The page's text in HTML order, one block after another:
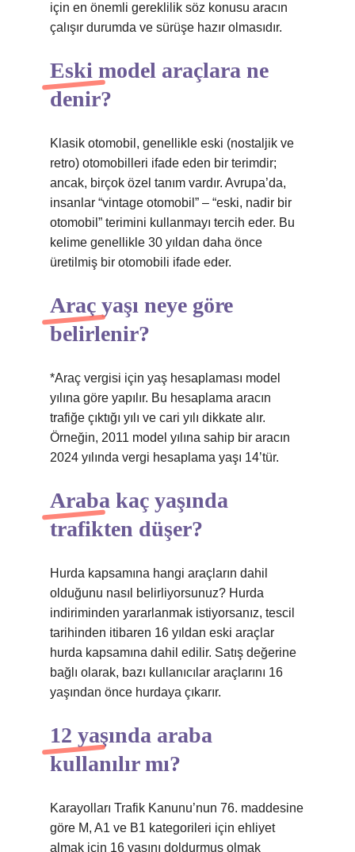
için en önemli gereklilik söz konusu aracın
çalışır durumda ve sürüşe hazır olmasıdır.
Eski model araçlara ne
denir?
Klasik otomobil, genellikle eski (nostaljik ve
retro) otomobilleri ifade eden bir terimdir;
ancak, birçok özel tanım vardır. Avrupa’da,
insanlar “vintage otomobil” – “eski, nadir bir
otomobil” terimini kullanmayı tercih eder. Bu
kelime genellikle 30 yıldan daha önce
üretilmiş bir otomobili ifade eder.
Araç yaşı neye göre
belirlenir?
*Araç vergisi için yaş hesaplaması model
yılına göre yapılır. Bu hesaplama aracın
trafiğe çıktığı yılı ve cari yılı dikkate alır.
Örneğin, 2011 model yılına sahip bir aracın
2024 yılında vergi hesaplama yaşı 14’tür.
Araba kaç yaşında
trafikten düşer?
Hurda kapsamına hangi araçların dahil
olduğunu nasıl belirliyorsunuz? Hurda
indiriminden yararlanmak istiyorsanız, tescil
tarihinden itibaren 16 yıldan eski araçlar
hurda kapsamına dahil edilir. Satış değerine
bağlı olarak, bazı kullanıcılar araçlarını 16
yaşından önce hurdaya çıkarır.
12 yaşında araba
kullanılır mı?
Karayolları Trafik Kanunu’nun 76. maddesine
göre M, A1 ve B1 kategorileri için ehliyet
almak için 16 yaşını doldurmuş olmak